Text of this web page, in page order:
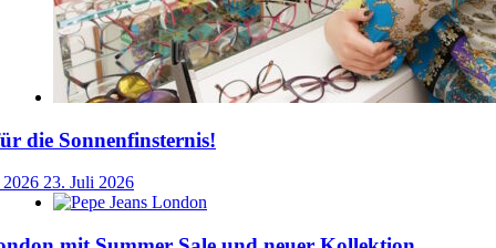
die Sonnenfinsternis!
23. Juli 2026